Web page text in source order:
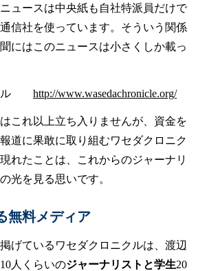
ュースは中央紙も自社特派員だけで
信社を使っています。そういう関係
にはこのニュースは小さくしか載っ
ル http://www.wasedachronicle.org/
これ以上立ち入りませんが、資金を
道に果敢に取り組むワセダクロニク
れたことは、これからのジャーナリ
光を見る思いです。
無料メディア
げているワセダクロニクルは、渡辺
人くらいのジャーナリストと学生20